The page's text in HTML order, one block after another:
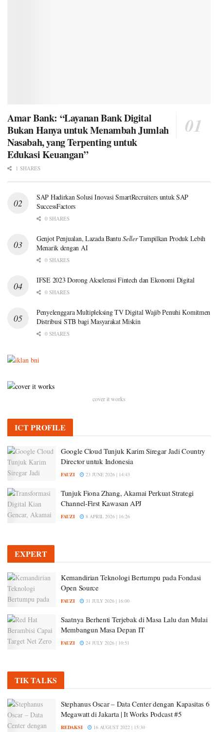
Amar Bank: “Layanan Bank Digital
Bukan Hanya untuk Menambah Jumlah
Nasabah, yang Terpenting untuk
Edukasi Keuangan”
1 SHARES
SAP Hadirkan Solusi Inovasi SmartRecruiters untuk SAP
SuccessFactors
0 SHARES
Genjot Penjualan, Lazada BantuSellerTampilkan Produk Lebih
Menarik dengan AI
0 SHARES
IFSE 2023 Dorong Akselerasi Fintech dan Ekonomi Digital
0 SHARES
Penyelenggara Multipleksing TV Digital Wajib Penuhi Komitmen
Distribusi STB bagi Masyarakat Miskin
0 SHARES
cover it works
ICT PROFILE
Google Cloud Tunjuk Karim Siregar Jadi Country
Director untuk Indonesia
FAUZI 23 JUNE 2026 | 14:43
Tunjuk Fiona Zhang, Akamai Perkuat Strategi
Channel-First Kawasan APJ
FAUZI 8 APRIL 2026 | 16:26
EXPERT
Kemandirian Teknologi Bertumpu pada Fondasi
Open Source
FAUZI 31 JULY 2026 | 16:00
Saatnya Berhenti Terjebak di Masa Lalu dan Mulai
Membangun Masa Depan IT
FAUZI 24 JULY 2026 | 10:51
TIK TALKS
Stephanus Oscar – Data Center dengan Kapasitas 6
Megawatt di Jakarta | It Works Podcast #5
REDAKSI 16 AUGUST 2022 | 15:30